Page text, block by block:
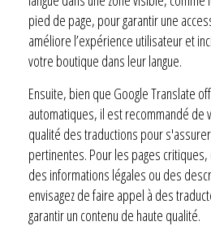
pied de page, pour garantir une
améliore l’expérience utilisateur et
votre boutique dans leur langue.
Ensuite, bien que Google Translate
automatiques, il est recommandé de
qualité des traductions pour
pertinentes. Pour les pages
des informations légales ou des
envisagez de faire appel à des
garantir un contenu de haute qualité.